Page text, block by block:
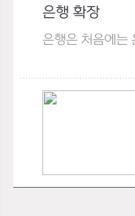
은행 확장
은행은 처음에는